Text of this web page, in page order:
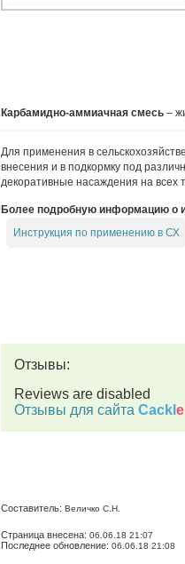
Карбамидно-аммиачная смесь –
Для применения в
внесения и в подкормку под
декоративные насаждения на всех
Более подробную информацию о
Инструкция по применению в СХ
Отзывы:
Reviews are disabled
Отзывы для сайта Cackl e
Составитель: Величко С.Н.
Страница внесена: 06.06.18 21:07
Последнее обновление: 06.06.18 21:08